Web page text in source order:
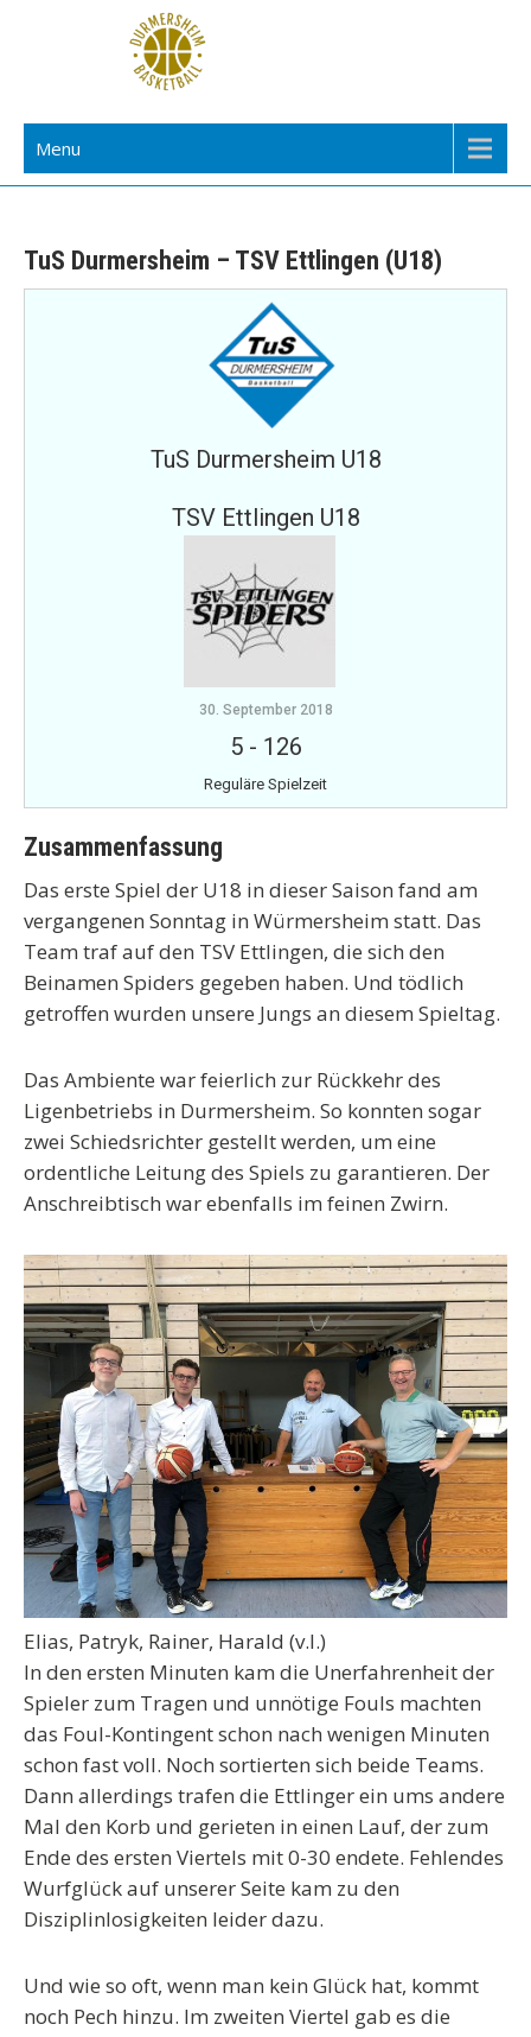
TuS Durmersheim Basketball
Menu
TuS Durmersheim – TSV Ettlingen (U18)
TuS Durmersheim U18
TSV Ettlingen U18
30. September 2018
5- 126
Reguläre Spielzeit
Zusammenfassung
Das erste Spiel der U18 in dieser Saison fand am
vergangenen Sonntag in Würmersheim statt. Das
Team traf auf den TSV Ettlingen, die sich den
Beinamen Spiders gegeben haben. Und tödlich
getroffen wurden unsere Jungs an diesem Spieltag.
Das Ambiente war feierlich zur Rückkehr des
Ligenbetriebs in Durmersheim. So konnten sogar
zwei Schiedsrichter gestellt werden, um eine
ordentliche Leitung des Spiels zu garantieren. Der
Anschreibtisch war ebenfalls im feinen Zwirn.
Elias, Patryk, Rainer, Harald (v.l.)
In den ersten Minuten kam die Unerfahrenheit der
Spieler zum Tragen und unnötige Fouls machten
das Foul-Kontingent schon nach wenigen Minuten
schon fast voll. Noch sortierten sich beide Teams.
Dann allerdings trafen die Ettlinger ein ums andere
Mal den Korb und gerieten in einen Lauf, der zum
Ende des ersten Viertels mit 0-30 endete. Fehlendes
Wurfglück auf unserer Seite kam zu den
Disziplinlosigkeiten leider dazu.
Und wie so oft, wenn man kein Glück hat, kommt
noch Pech hinzu. Im zweiten Viertel gab es die